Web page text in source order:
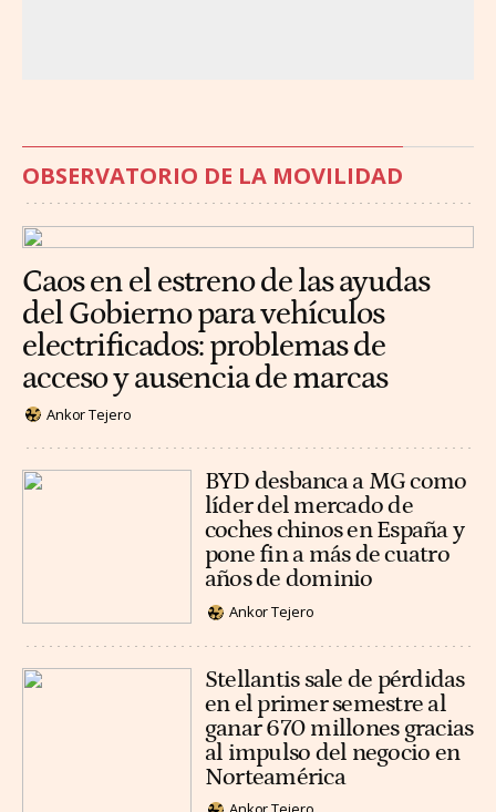
OBSERVATORIO DE LA MOVILIDAD
Caos en el estreno de las ayudas
del Gobierno para vehículos
electrificados: problemas de
acceso y ausencia de marcas
Ankor Tejero
BYD desbanca a MG como
líder del mercado de
coches chinos en España y
pone fin a más de cuatro
años de dominio
Ankor Tejero
Stellantis sale de pérdidas
en el primer semestre al
ganar 670 millones gracias
al impulso del negocio en
Norteamérica